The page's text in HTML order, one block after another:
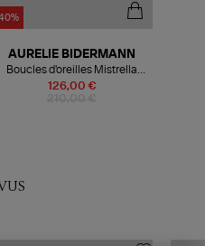
126,00 €
AURELIE BIDERMANN
Boucles d'oreilles Mistrella
Doré